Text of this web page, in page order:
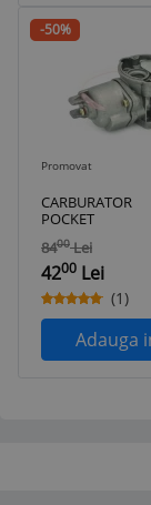
-50%
Promovat
CARBURATOR
POCKET
8400 Lei
4200 Lei
(1)
Adauga